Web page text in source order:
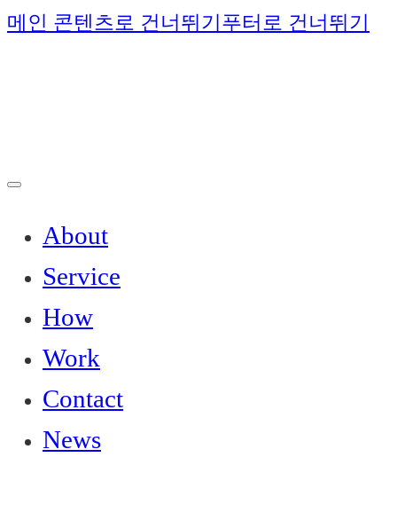
메인 콘텐츠로 건너뛰기 푸터로 건너뛰기
About
Service
How
Work
Contact
News